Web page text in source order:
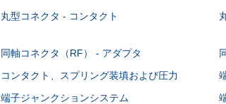
丸型コネクタ - コンタクト
同軸コネクタ（RF） - アダプタ
コンタクト、スプリング装填および圧力
端子ジャンクションシステム